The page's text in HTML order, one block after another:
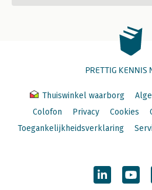
PRETTIG KENNIS
Thuiswinkel waarborg
Colofon
Privacy Cookies
Toegankelijkheidsverklaring